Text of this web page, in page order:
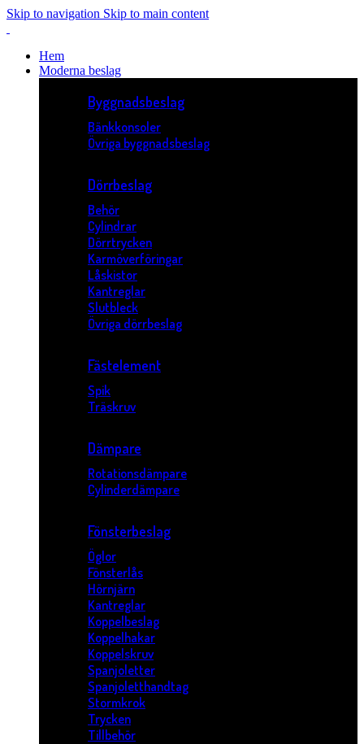
Skip to navigation Skip to main content
Hem
Moderna beslag
Byggnadsbeslag
Bänkkonsoler
Övriga byggnadsbeslag
Dörrbeslag
Behör
Cylindrar
Dörrtrycken
Karmöverföringar
Låskistor
Kantreglar
Slutbleck
Övriga dörrbeslag
Fästelement
Spik
Träskruv
Dämpare
Rotationsdämpare
Cylinderdämpare
Fönsterbeslag
Öglor
Fönsterlås
Hörnjärn
Kantreglar
Koppelbeslag
Koppelhakar
Koppelskruv
Spanjoletter
Spanjoletthandtag
Stormkrok
Trycken
Tillbehör